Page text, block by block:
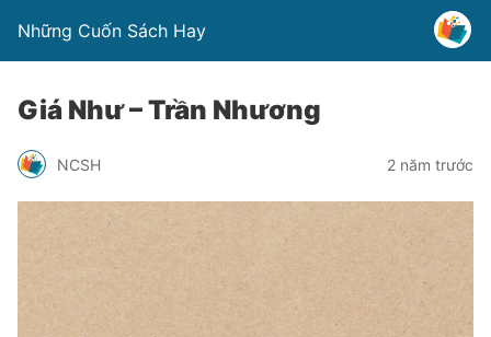
Những Cuốn Sách Hay
Giá Như – Trần Nhương
NCSH 2 năm trước